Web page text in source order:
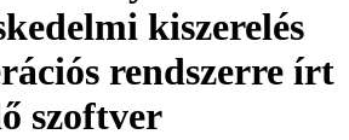
kiszerelés
rendszerre írt
szoftver